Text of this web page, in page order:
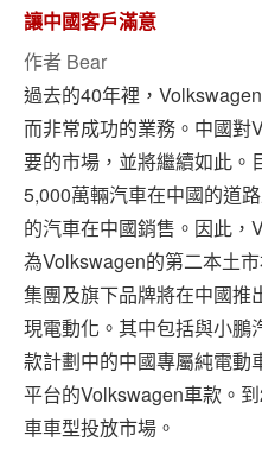
讓中國客戶滿意
作者 Bear
過去的40年裡，
而非常成功的業務。中國對
要的市場，並將繼續如此。
5,000萬輛汽車在中國的道
的汽車在中國銷售。因此
為Volkswagen的第二本土
集團及旗下品牌將在中國推
現電動化。其中包括與小鵬
款計劃中的中國專屬純電動
平台的Volkswagen車款。
車車型投放市場。